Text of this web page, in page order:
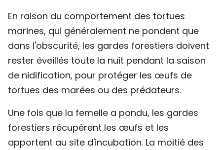
En raison du comportement des tortues
marines, qui généralement ne pondent que
dans l'obscurité, les gardes forestiers doivent
rester éveillés toute la nuit pendant la saison
de nidification, pour protéger les œufs de
tortues des marées ou des prédateurs.
Une fois que la femelle a pondu, les gardes
forestiers récupèrent les œufs et les
apportent au site d'incubation. La moitié des